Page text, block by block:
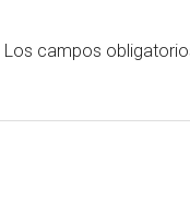
Los campos